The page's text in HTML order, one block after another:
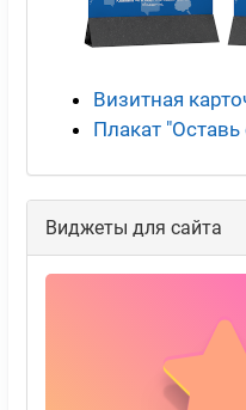
Визитная
Плакат
Виджеты для сайта